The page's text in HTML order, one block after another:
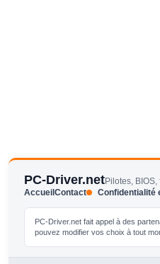
PC-Driver.netPilotes,
AccueilContact Confidentialité
PC-Driver.net fait appel à des
pouvez modifier vos choix à tout